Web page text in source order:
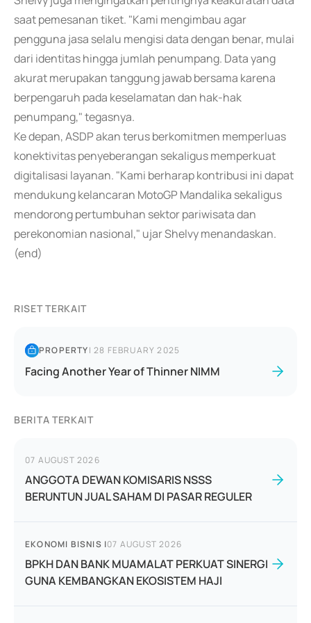
saat pemesanan tiket. "Kami mengimbau agar
pengguna jasa selalu mengisi data dengan benar, mulai
dari identitas hingga jumlah penumpang. Data yang
akurat merupakan tanggung jawab bersama karena
berpengaruh pada keselamatan dan hak-hak
penumpang," tegasnya.
Ke depan, ASDP akan terus berkomitmen memperluas
konektivitas penyeberangan sekaligus memperkuat
digitalisasi layanan. "Kami berharap kontribusi ini dapat
mendukung kelancaran MotoGP Mandalika sekaligus
mendorong pertumbuhan sektor pariwisata dan
perekonomian nasional," ujar Shelvy menandaskan.
(end)
RISET TERKAIT
PROPERTY|28 FEBRUARY 2025
Facing Another Year of Thinner NIMM
BERITA TERKAIT
07 AUGUST 2026
ANGGOTA DEWAN KOMISARIS NSSS
BERUNTUN JUAL SAHAM DI PASAR REGULER
EKONOMI BISNIS |07 AUGUST 2026
BPKH DAN BANK MUAMALAT PERKUAT SINERGI
GUNA KEMBANGKAN EKOSISTEM HAJI